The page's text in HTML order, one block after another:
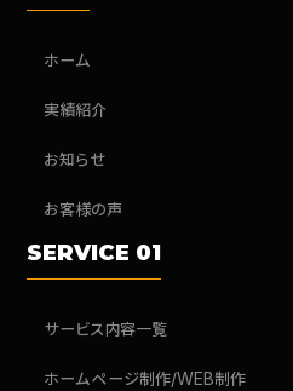
ホーム
実績紹介
お知らせ
お客様の声
SERVICE 01
サービス内容一覧
ホームページ制作/WEB制作